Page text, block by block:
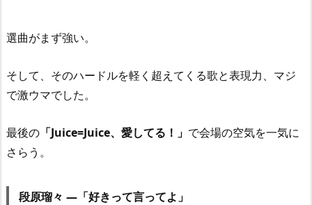
選曲がまず強い。
そして、そのハードルを軽く超えてくる歌と表現力、マジ
で激ウマでした。
最後の 「Juice=Juice、愛してる！」 で会場の空気を一気に
さらう。
段原瑠々 —「好きって言ってよ」